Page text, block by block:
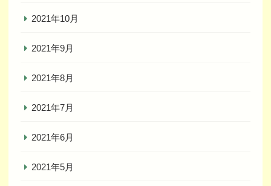
2021年10月
2021年9月
2021年8月
2021年7月
2021年6月
2021年5月